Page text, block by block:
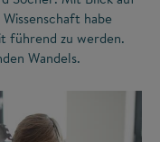
habe
führend zu werden.
Wandels.